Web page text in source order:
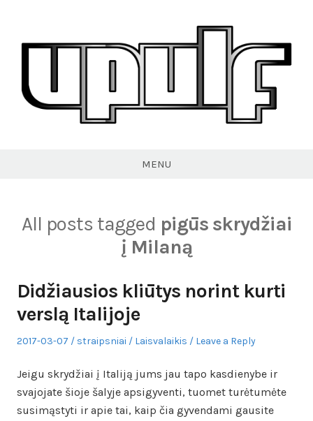
content
MENU
All posts tagged pigūs skrydžiai
į Milaną
Didžiausios kliūtys norint kurti
verslą Italijoje
Posted
2017-03-07 Author
straipsniai
Posted
Laisvalaikis Leave a Reply
Jeigu skrydžiai į Italiją jums jau tapo kasdienybe ir
svajojate šioje šalyje apsigyventi, tuomet turėtumėte
susimąstyti ir apie tai, kaip čia gyvendami gausite